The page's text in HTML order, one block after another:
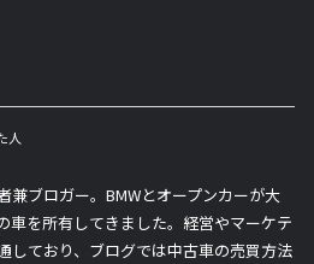
人
兼ブロガー。BMWとオープンカーが大
車を所有してきました。経営やマーケテ
しており、ブログでは中古車の売買方法